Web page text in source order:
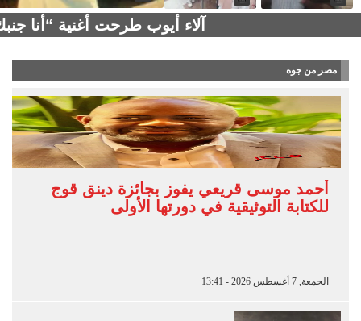
آلاء أيوب طرحت أغنية “أنا
مصر من جوه
أحمد موسى قريعي يفوز بجائزة دينق قوج
للكتابة التوثيقية في دورتها الأولى
الجمعة, 7 أغسطس 2026 - 13:41